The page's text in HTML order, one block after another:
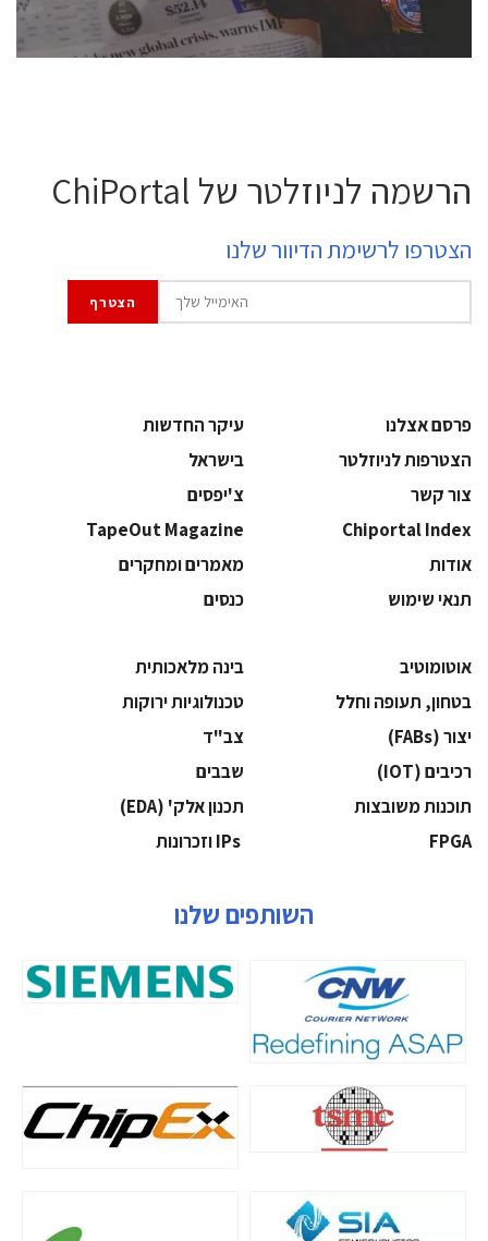
לחץ לפרטים
הרשמה לניוזלטר של ChiPortal
הצטרפו לרשימת הדיוור שלנו
פרסם אצלנו
עיקר החדשות
הצטרפות לניוזלטר
בישראל
צור קשר
צ'יפסים
Chiportal Index
TapeOut Magazine
אודות
מאמרים ומחקרים
תנאי שימוש
כנסים
אוטומוטיב
בינה מלאכותית
בטחון, תעופה וחלל
‫טכנולוגיות ירוקות‬
‫יצור (‪(FABs‬‬
‫צב"ד‬
‫רכיבים‬ (IOT)
‫שבבים‬
‫תוכנות משובצות‬
‫תכנון אלק' (‪(EDA‬‬
‫‪FPGA‬‬
השותפים שלנו